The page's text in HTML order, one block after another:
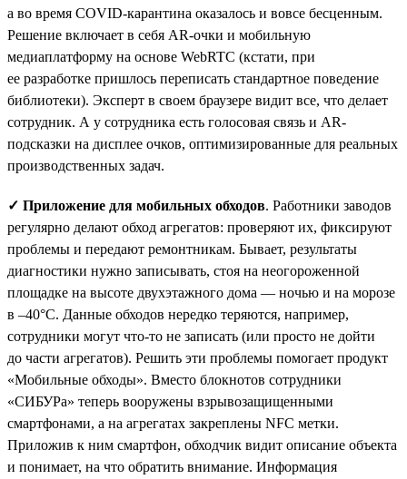
а во время COVID-карантина оказалось и вовсе бесценным.
Решение включает в себя AR-очки и мобильную
медиаплатформу на основе WebRTC (кстати, при
ее разработке пришлось переписать стандартное поведение
библиотеки). Эксперт в своем браузере видит все, что делает
сотрудник. А у сотрудника есть голосовая связь и AR-
подсказки на дисплее очков, оптимизированные для реальных
производственных задач.
✓ Приложение для мобильных обходов. Работники заводов
регулярно делают обход агрегатов: проверяют их, фиксируют
проблемы и передают ремонтникам. Бывает, результаты
диагностики нужно записывать, стоя на неогороженной
площадке на высоте двухэтажного дома — ночью и на морозе
в –40°С. Данные обходов нередко теряются, например,
сотрудники могут что-то не записать (или просто не дойти
до части агрегатов). Решить эти проблемы помогает продукт
«Мобильные обходы». Вместо блокнотов сотрудники
«СИБУРа» теперь вооружены взрывозащищенными
смартфонами, а на агрегатах закреплены NFC метки.
Приложив к ним смартфон, обходчик видит описание объекта
и понимает, на что обратить внимание. Информация